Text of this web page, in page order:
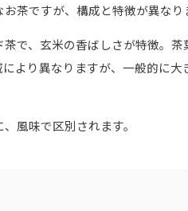
茶ですが、構成と特徴が異なり
で、玄米の香ばしさが特徴。
より異なりますが、一般的に
風味で区別されます。